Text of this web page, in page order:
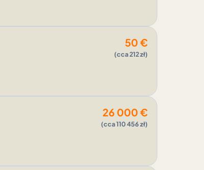
50 €
(cca 212 zł)
26 000 €
(cca 110 456 zł)